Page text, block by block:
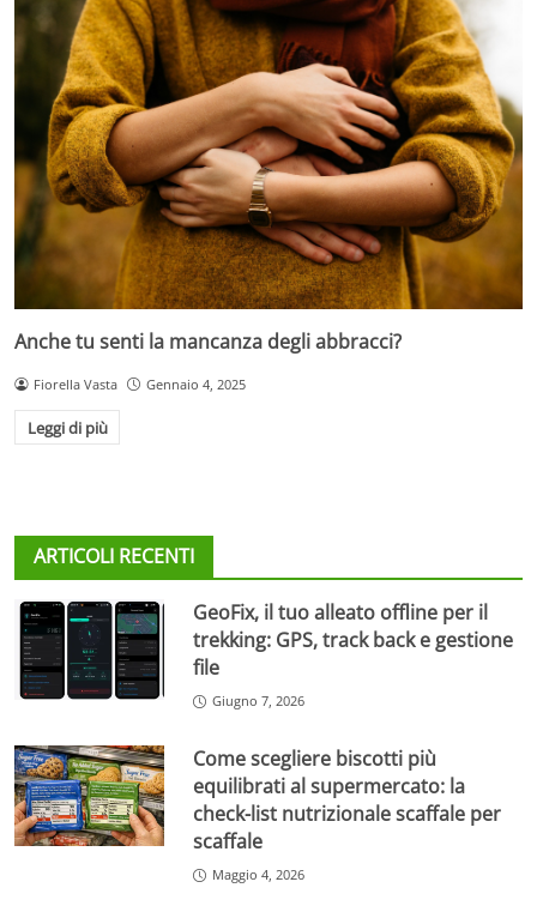
Anche tu senti la mancanza degli abbracci?
Fiorella Vasta Gennaio 4, 2025
Leggi di più
ARTICOLI RECENTI
GeoFix, il tuo alleato offline per il
trekking: GPS, track back e gestione
file
Giugno 7, 2026
Come scegliere biscotti più
equilibrati al supermercato: la
check-list nutrizionale scaffale per
scaffale
Maggio 4, 2026